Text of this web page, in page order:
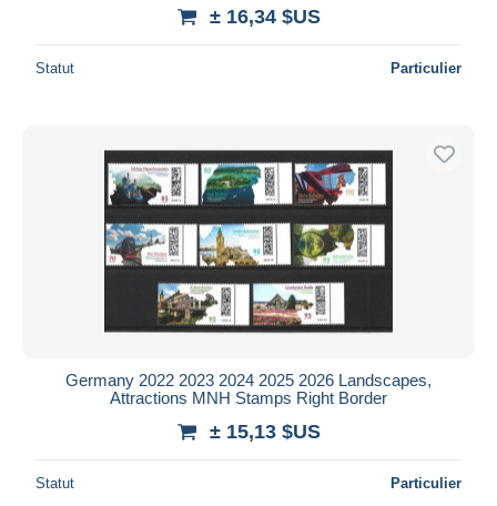
± 16,34 $US
Statut Particulier
Germany 2022 2023 2024 2025 2026 Landscapes,
Attractions MNH Stamps Right Border
± 15,13 $US
Statut Particulier